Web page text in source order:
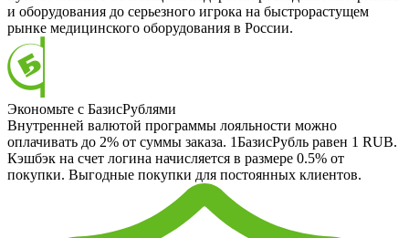
и оборудования до серьезного игрока на быстрорастущем
рынке медицинского оборудования в России.
Экономьте с БазисРублями
Внутренней валютой программы лояльности можно
оплачивать до 2% от суммы заказа. 1БазисРубль равен 1 RUB.
Кэшбэк на счет логина начисляется в размере 0.5% от
покупки. Выгодные покупки для постоянных клиентов.